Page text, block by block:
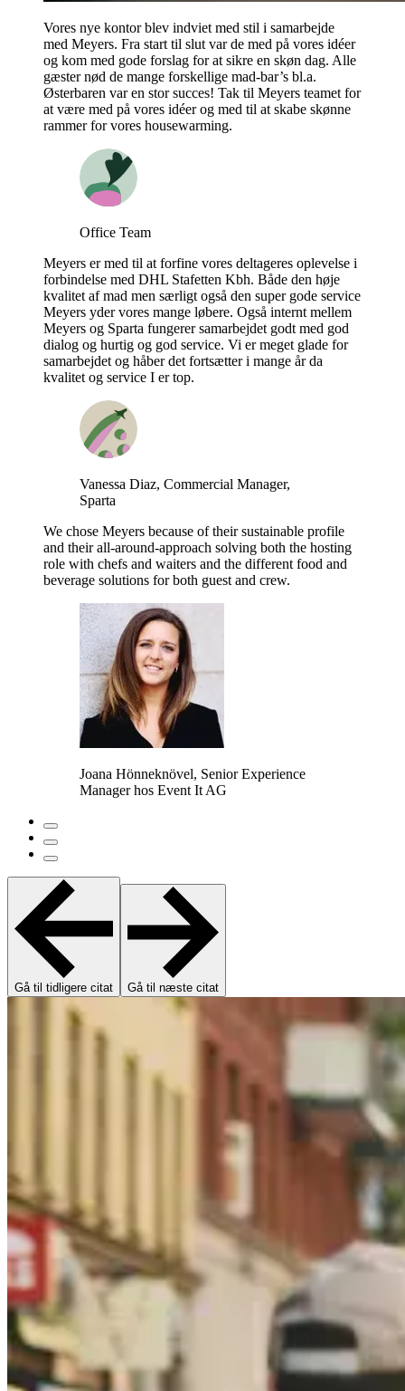
Vores nye kontor blev indviet med stil i samarbejde
med Meyers. Fra start til slut var de med på vores idéer
og kom med gode forslag for at sikre en skøn dag. Alle
gæster nød de mange forskellige mad-bar’s bl.a.
Østerbaren var en stor succes! Tak til Meyers teamet for
at være med på vores idéer og med til at skabe skønne
rammer for vores housewarming.
Office Team
Meyers er med til at forfine vores deltageres oplevelse i
forbindelse med DHL Stafetten Kbh. Både den høje
kvalitet af mad men særligt også den super gode service
Meyers yder vores mange løbere. Også internt mellem
Meyers og Sparta fungerer samarbejdet godt med god
dialog og hurtig og god service. Vi er meget glade for
samarbejdet og håber det fortsætter i mange år da
kvalitet og service I er top.
Vanessa Diaz, Commercial Manager,
Sparta
We chose Meyers because of their sustainable profile
and their all-around-approach solving both the hosting
role with chefs and waiters and the different food and
beverage solutions for both guest and crew.
Joana Hönneknövel, Senior Experience
Manager hos Event It AG
Gå til tidligere citat Gå til næste citat